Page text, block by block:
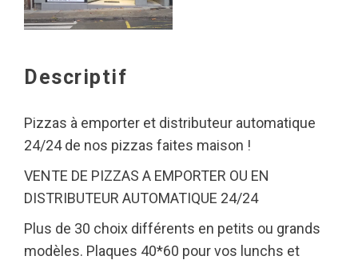
Descriptif
Pizzas à emporter et distributeur automatique
24/24 de nos pizzas faites maison !
VENTE DE PIZZAS A EMPORTER OU EN
DISTRIBUTEUR AUTOMATIQUE 24/24
Plus de 30 choix différents en petits ou grands
modèles. Plaques 40*60 pour vos lunchs et